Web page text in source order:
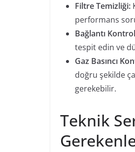
Filtre Temizliği:
performans
Bağlantı
tespit edin ve
Gaz Basıncı
doğru şekilde
gerekebilir.
Teknik